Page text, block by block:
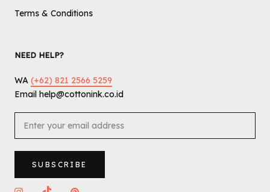
Terms & Conditions
NEED HELP?
WA (+62) 821 2566 5259
Email help@cottonink.co.id
SUBSCRIBE